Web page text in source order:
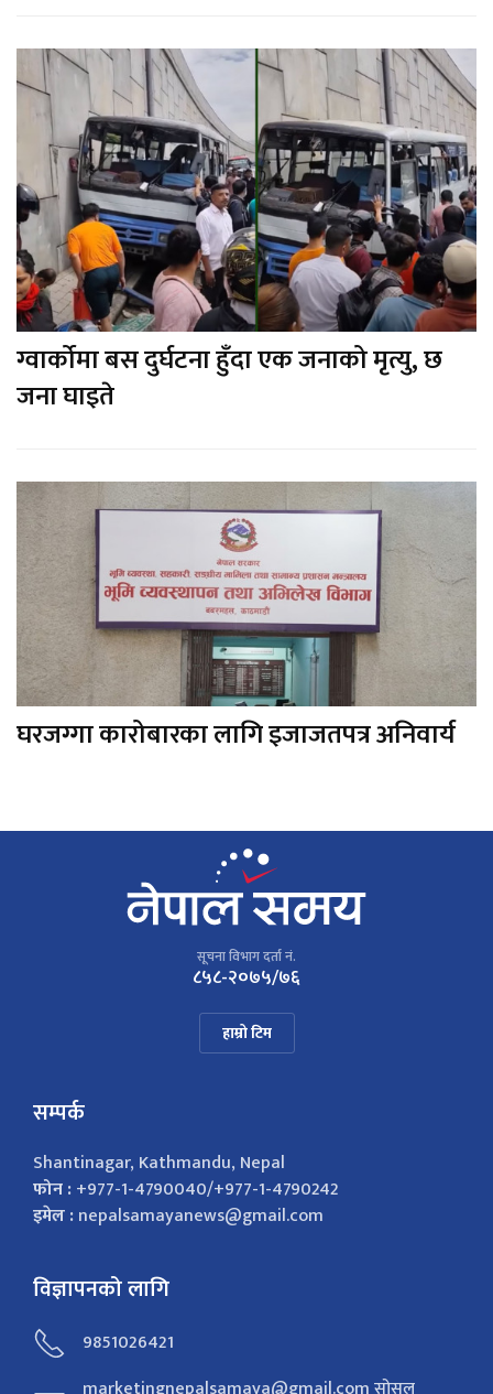
ग्वार्कोमा बस दुर्घटना हुँदा एक जनाको मृत्यु, छ
जना घाइते
घरजग्गा कारोबारका लागि इजाजतपत्र अनिवार्य
सूचना विभाग दर्ता नं.
८५८-२०७५/७६
हाम्रो टिम
सम्पर्क
Shantinagar, Kathmandu, Nepal
फोन :+977-1-4790040/+977-1-4790242
इमेल :nepalsamayanews@gmail.com
विज्ञापनको लागि
9851026421